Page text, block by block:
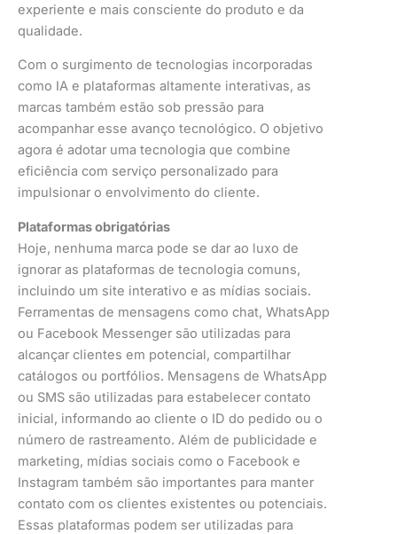
experiente e mais consciente do produto e da
qualidade.
Com o surgimento de tecnologias incorporadas
como IA e plataformas altamente interativas, as
marcas também estão sob pressão para
acompanhar esse avanço tecnológico. O objetivo
agora é adotar uma tecnologia que combine
eficiência com serviço personalizado para
impulsionar o envolvimento do cliente.
Plataformas obrigatórias
Hoje, nenhuma marca pode se dar ao luxo de
ignorar as plataformas de tecnologia comuns,
incluindo um site interativo e as mídias sociais.
Ferramentas de mensagens como chat, WhatsApp
ou Facebook Messenger são utilizadas para
alcançar clientes em potencial, compartilhar
catálogos ou portfólios. Mensagens de WhatsApp
ou SMS são utilizadas para estabelecer contato
inicial, informando ao cliente o ID do pedido ou o
número de rastreamento. Além de publicidade e
marketing, mídias sociais como o Facebook e
Instagram também são importantes para manter
contato com os clientes existentes ou potenciais.
Essas plataformas podem ser utilizadas para